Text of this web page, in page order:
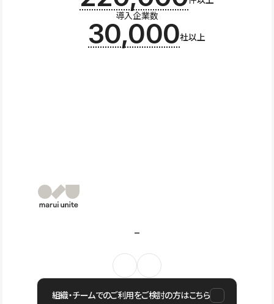
導入企業数
30,000社以上
組織・チームでのご利用をご検討の方はこちら